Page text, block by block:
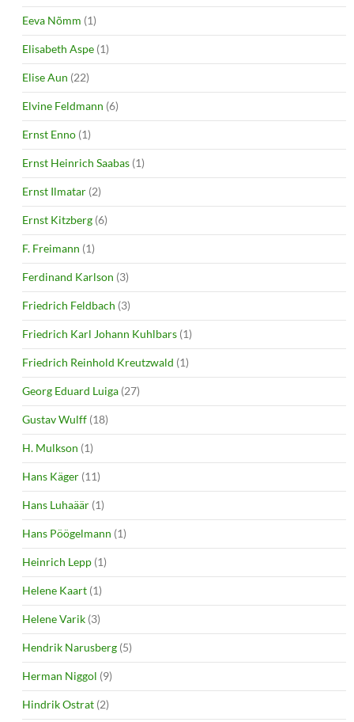
Eeva Nõmm (1)
Elisabeth Aspe (1)
Elise Aun (22)
Elvine Feldmann (6)
Ernst Enno (1)
Ernst Heinrich Saabas (1)
Ernst Ilmatar (2)
Ernst Kitzberg (6)
F. Freimann (1)
Ferdinand Karlson (3)
Friedrich Feldbach (3)
Friedrich Karl Johann Kuhlbars (1)
Friedrich Reinhold Kreutzwald (1)
Georg Eduard Luiga (27)
Gustav Wulff (18)
H. Mulkson (1)
Hans Käger (11)
Hans Luhaäär (1)
Hans Pöögelmann (1)
Heinrich Lepp (1)
Helene Kaart (1)
Helene Varik (3)
Hendrik Narusberg (5)
Herman Niggol (9)
Hindrik Ostrat (2)